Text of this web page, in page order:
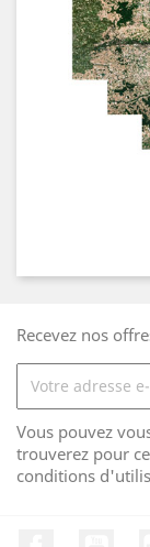
Recevez nos
Vous pouvez
trouverez pour
conditions